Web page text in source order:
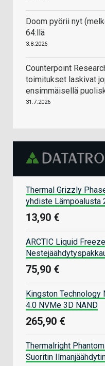
Doom pyörii nyt
64:llä
3.8.2026
Counterpoint
toimitukset laskivat
ensimmäisellä
31.7.2026
Thermal Grizzly
yhdiste Lämpöalusta
13,90 €
ARCTIC Liquid
75,90 €
Kingston Technology
4.0 NVMe 3D NAND
265,90 €
Thermalright
Suoritin